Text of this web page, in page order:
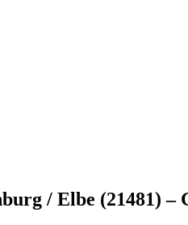
/ Elbe (21481)